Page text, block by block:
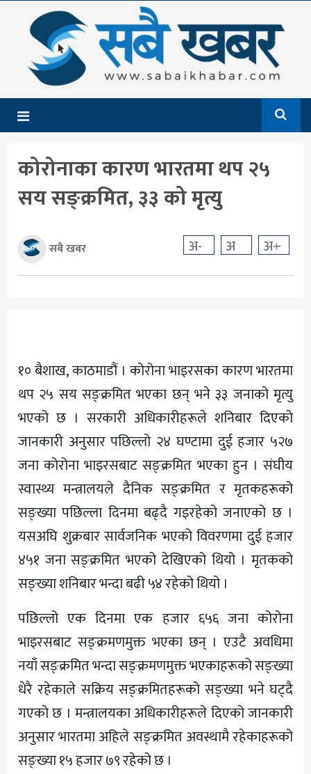
गृहपृष्ठ
समाचार
राजनीति
देश
आर्थिक
अन्तर्राष्ट्रिय
मनोरञ्जन
कोरोनाका कारण भारतमा थप २५
सय सङ्क्रमित, ३३ को मृत्यु
सबै खबर अ- अ अ+
१० बैशाख, काठमाडौं । कोरोना भाइरसका कारण भारतमा
थप २५ सय सङ्क्रमित भएका छन् भने ३३ जनाको मृत्यु
भएको छ । सरकारी अधिकारीहरूले शनिबार दिएको
जानकारी अनुसार पछिल्लो २४ घण्टामा दुई हजार ५२७
जना कोरोना भाइरसबाट सङ्क्रमित भएका हुन । संघीय
स्वास्थ्य मन्त्रालयले दैनिक सङ्क्रमित र मृतकहरूको
सङ्ख्या पछिल्ला दिनमा बढ्दै गइरहेको जनाएको छ ।
यसअघि शुक्रबार सार्वजनिक भएको विवरणमा दुई हजार
४५१ जना सङ्क्रमित भएको देखिएको थियो । मृतकको
सङ्ख्या शनिबार भन्दा बढी ५४ रहेको थियो ।
पछिल्लो एक दिनमा एक हजार ६५६ जना कोरोना
भाइरसबाट सङ्क्रमणमुक्त भएका छन् । एउटै अवधिमा
नयाँ सङ्क्रमित भन्दा सङ्क्रमणमुक्त भएकाहरूको सङ्ख्या
धेरै रहेकाले सक्रिय सङ्क्रमितहरूको सङ्ख्या भने घट्दै
गएको छ । मन्त्रालयका अधिकारीहरूले दिएको जानकारी
अनुसार भारतमा अहिले सङ्क्रमित अवस्थामै रहेकाहरूको
सङ्ख्या १५ हजार ७९ रहेको छ ।